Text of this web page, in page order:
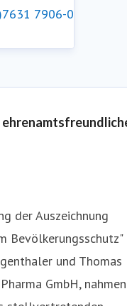
7906-0
der Auszeichnung
Bevölkerungsschutz"
und Thomas
GmbH, nahmen